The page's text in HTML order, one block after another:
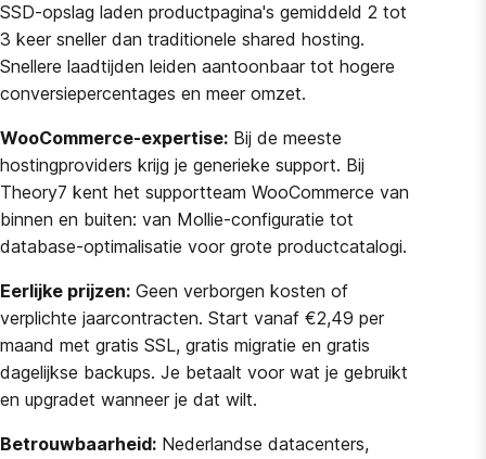
SSD-opslag laden productpagina's gemiddeld 2 tot
3 keer sneller dan traditionele shared hosting.
Snellere laadtijden leiden aantoonbaar tot hogere
conversiepercentages en meer omzet.
WooCommerce-expertise: Bij de meeste
hostingproviders krijg je generieke support. Bij
Theory7 kent het supportteam WooCommerce van
binnen en buiten: van Mollie-configuratie tot
database-optimalisatie voor grote productcatalogi.
Eerlijke prijzen: Geen verborgen kosten of
verplichte jaarcontracten. Start vanaf €2,49 per
maand met gratis SSL, gratis migratie en gratis
dagelijkse backups. Je betaalt voor wat je gebruikt
en upgradet wanneer je dat wilt.
Betrouwbaarheid: Nederlandse datacenters,